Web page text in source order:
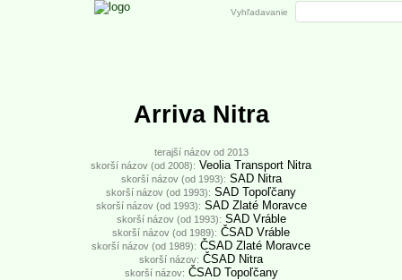
Arriva Nitra
terajší názov od 2013
skorší názov (od 2008): Veolia Transport Nitra
skorší názov (od 1993): SAD Nitra
skorší názov (od 1993): SAD Topoľčany
skorší názov (od 1993): SAD Zlaté Moravce
skorší názov (od 1993): SAD Vráble
skorší názov (od 1989): ČSAD Vráble
skorší názov (od 1989): ČSAD Zlaté Moravce
skorší názov: ČSAD Nitra
skorší názov: ČSAD Topoľčany
Vyhľadavanie